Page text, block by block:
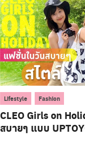
Lifestyle Fashion
CLEO Girls on
สบายๆ แบบ